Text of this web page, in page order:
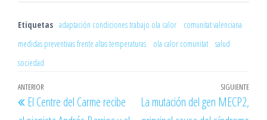
Etiquetas adaptación condiciones trabajo ola calor
comunitat valenciana
medidas preventivas frente altas temperaturas
ola calor comunitat
salud
sociedad
Navegación
de
Entrada
anterior
ANTERIOR
El Centre del Carme recibe
SIGUIENTE
La mutación del gen MECP2,